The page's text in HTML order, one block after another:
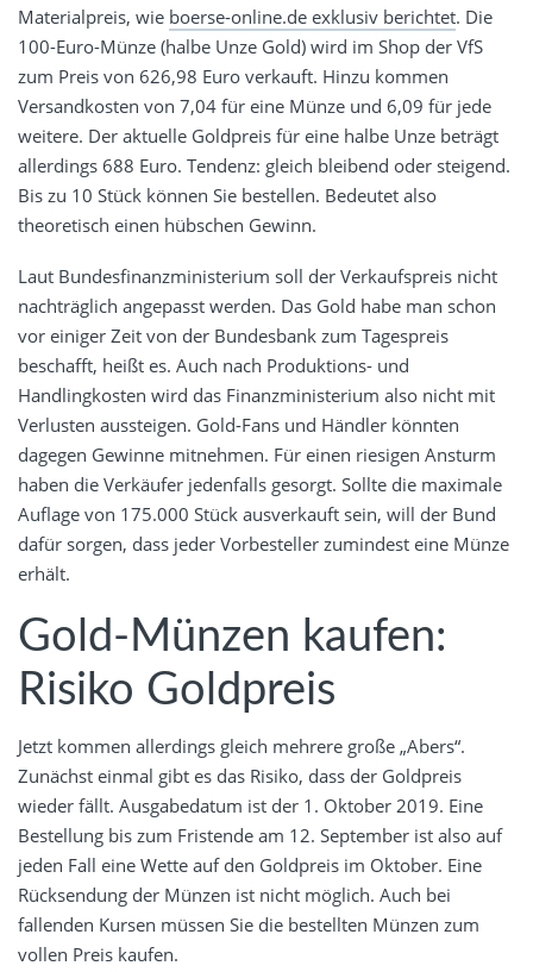
Materialpreis, wie boerse-online.de exklusiv berichtet. Die
100-Euro-Münze (halbe Unze Gold) wird im Shop der VfS
zum Preis von 626,98 Euro verkauft. Hinzu kommen
Versandkosten von 7,04 für eine Münze und 6,09 für jede
weitere. Der aktuelle Goldpreis für eine halbe Unze beträgt
allerdings 688 Euro. Tendenz: gleich bleibend oder steigend.
Bis zu 10 Stück können Sie bestellen. Bedeutet also
theoretisch einen hübschen Gewinn.
Laut Bundesfinanzministerium soll der Verkaufspreis nicht
nachträglich angepasst werden. Das Gold habe man schon
vor einiger Zeit von der Bundesbank zum Tagespreis
beschafft, heißt es. Auch nach Produktions- und
Handlingkosten wird das Finanzministerium also nicht mit
Verlusten aussteigen. Gold-Fans und Händler könnten
dagegen Gewinne mitnehmen. Für einen riesigen Ansturm
haben die Verkäufer jedenfalls gesorgt. Sollte die maximale
Auflage von 175.000 Stück ausverkauft sein, will der Bund
dafür sorgen, dass jeder Vorbesteller zumindest eine Münze
erhält.
Gold-Münzen kaufen:
Risiko Goldpreis
Jetzt kommen allerdings gleich mehrere große „Abers“.
Zunächst einmal gibt es das Risiko, dass der Goldpreis
wieder fällt. Ausgabedatum ist der 1. Oktober 2019. Eine
Bestellung bis zum Fristende am 12. September ist also auf
jeden Fall eine Wette auf den Goldpreis im Oktober. Eine
Rücksendung der Münzen ist nicht möglich. Auch bei
fallenden Kursen müssen Sie die bestellten Münzen zum
vollen Preis kaufen.